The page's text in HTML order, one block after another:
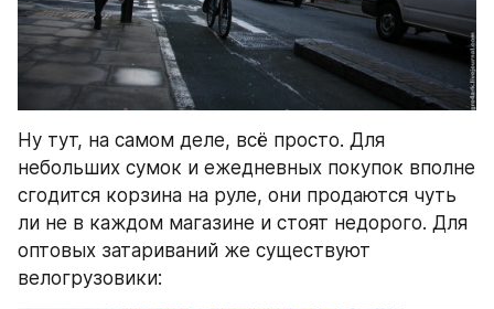
Ну тут, на самом деле, всё просто. Для
небольших сумок и ежедневных покупок вполне
сгодится корзина на руле, они продаются чуть
ли не в каждом магазине и стоят недорого. Для
оптовых затариваний же существуют
велогрузовики: